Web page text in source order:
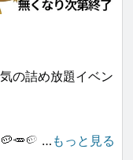
的美景。
炸馬鈴薯外酥內
這難忘的夜晚成
り（北条海岸）
夕日海岸昇鶴あ
たり（那古海岸）
宿舎あたり（那
の詰め放題イベン
… もっと見る